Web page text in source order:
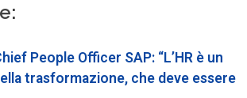
People Officer SAP: “L’HR è un
trasformazione, che deve essere